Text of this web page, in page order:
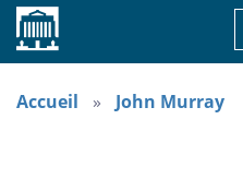
Accueil
Accueil John Murray